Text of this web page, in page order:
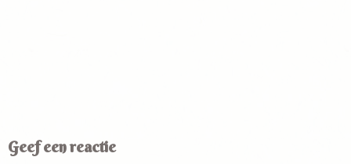
Geef een reactie